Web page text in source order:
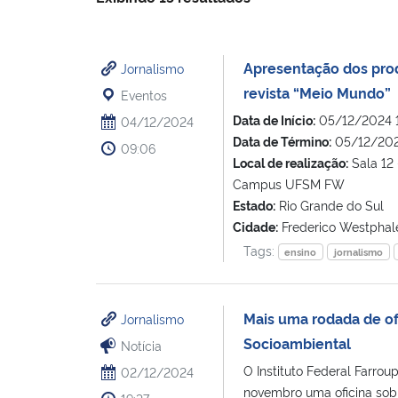
Jornalismo
Eventos
04/12/2024
09:06
Apresentação dos
revista “Meio Mundo”
Data de Início:05/12/2024
Data de Término:05/12/
Local de realização:Sala 12
Campus UFSM FW
Estado:Rio Grande do Sul
Cidade:Frederico
Tags:
ensino jornalismo
Jornalismo
Notícia
02/12/2024
Mais uma rodada de
Socioambiental
O Instituto Federal
novembro uma oficina